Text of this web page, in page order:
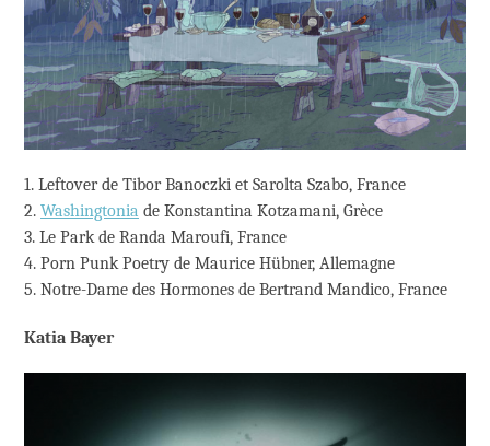
1. Leftover de Tibor Banoczki et Sarolta Szabo, France
2. Washingtonia de Konstantina Kotzamani, Grèce
3. Le Park de Randa Maroufi, France
4. Porn Punk Poetry de Maurice Hübner, Allemagne
5. Notre-Dame des Hormones de Bertrand Mandico, France
Katia Bayer